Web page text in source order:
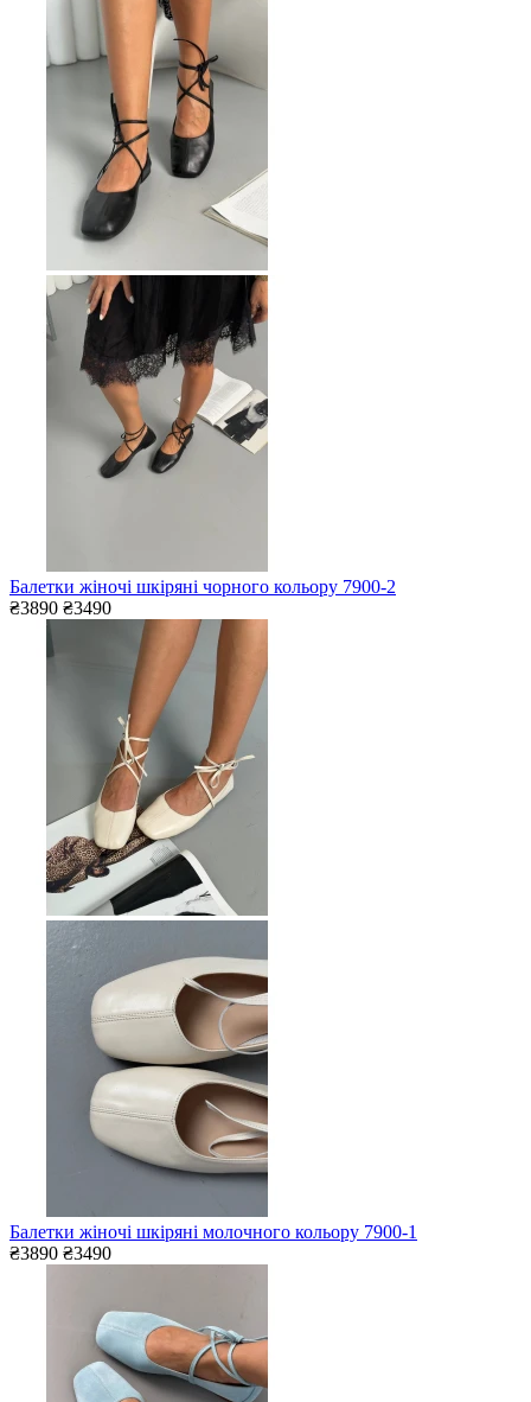
Балетки жіночі шкіряні чорного кольору 7900-2
₴3890 ₴3490
Балетки жіночі шкіряні молочного кольору 7900-1
₴3890 ₴3490